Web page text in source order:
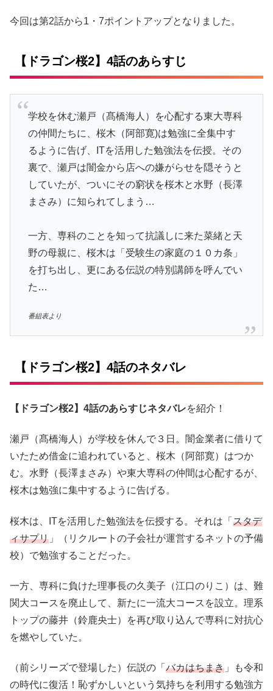
今回は第2話から1・7ポイントアップとなりました。
【ドラゴン桜2】4話のあらすじ
学校を休む瀬戸（髙橋海人）を心配する東大専科
の仲間たちに、桜木（阿部寛)は勉強に全集中す
るように告げ、ITを活用した勉強法を伝授。その
裏で、瀬戸は闇金から店への嫌がらせを隠そうと
していたが、ついにその窮状を桜木と水野（長澤
まさみ）に知られてしまう…
一方、専科のことを知って抗議しに来た菜緒と天
野の母親に、桜木は「受験生の家庭の１０カ条」
を打ち出し、更にある伝説の特別講師を呼んでい
た…
番組表より
【ドラゴン桜2】4話のネタバレ
【ドラゴン桜2】4話のあらすじネタバレを紹介！
瀬戸（髙橋海人）が学校を休んで３日。闇金業者に借りて
いたため借金に追われていると、桜木（阿部寛）はつか
む。水野（長澤まさみ）や東大専科の仲間は心配するが、
桜木は勉強に集中するように告げる。
桜木は、ITを活用した勉強法を伝授する。それは「 スタデ
ィサプリ 」（リクルートの子会社が運営するネットの予備
校）で勉強することだった。
一方、専科に負けた理事長の久美子（江口のりこ）は、難
関大コースを廃止して、新たに一流大コースを設立。理系
トップの藤井（鈴鹿央士）を再び取り込んで専科に対抗心
を燃やしていた。
（前シリーズで登場した）伝説の「 バカはちまき 」も令和
の時代に復活！恥ずかしいという気持ちを利用する勉強方